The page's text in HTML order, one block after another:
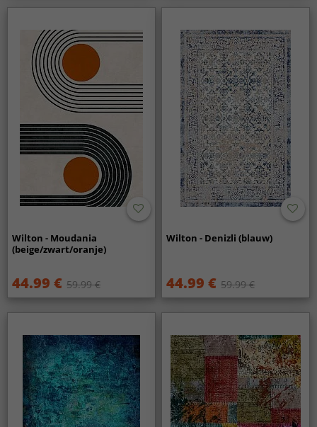
Wilton - Moudania
(beige/zwart/oranje)
44.99 € 59.99 €
Wilton - Denizli (blauw)
44.99 € 59.99 €